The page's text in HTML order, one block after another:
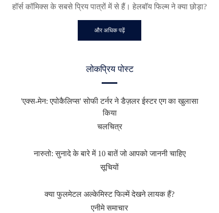
हॉर्स कॉमिक्स के सबसे प्रिय पात्रों में से हैं। हेलबॉय फिल्म ने क्या छोड़ा?
और अधिक पढ़ें
लोकप्रिय पोस्ट
'एक्स-मेन: एपोकैलिप्स' सोफी टर्नर ने डैज़लर ईस्टर एग का खुलासा
किया
चलचित्र
नारुतो: सुनादे के बारे में 10 बातें जो आपको जाननी चाहिए
सूचियों
क्या फुलमेटल अल्केमिस्ट फिल्में देखने लायक हैं?
एनीमे समाचार